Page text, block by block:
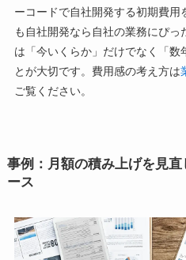
ーコードで自社開発する初期費
も自社開発なら自社の業務にぴっ
は「今いくらか」だけでなく「数
とが大切です。費用感の考え方は
ご覧ください。
事例：月額の積み上げを見
ース